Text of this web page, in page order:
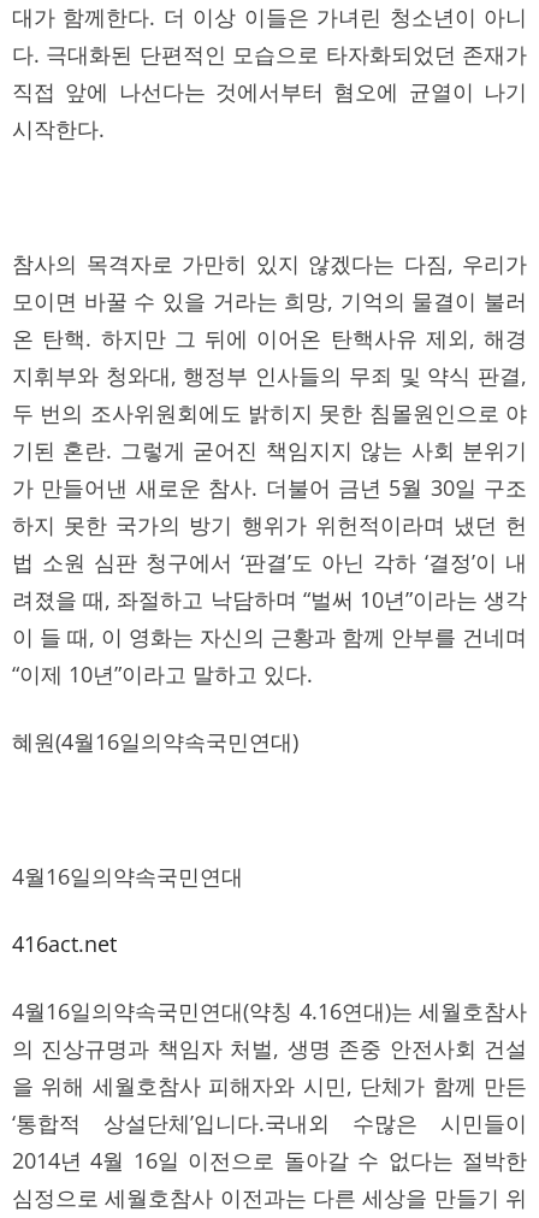
대가 함께한다. 더 이상 이들은 가녀린 청소년이 아니
다. 극대화된 단편적인 모습으로 타자화되었던 존재가
직접 앞에 나선다는 것에서부터 혐오에 균열이 나기
시작한다.
참사의 목격자로 가만히 있지 않겠다는 다짐, 우리가
모이면 바꿀 수 있을 거라는 희망, 기억의 물결이 불러
온 탄핵. 하지만 그 뒤에 이어온 탄핵사유 제외, 해경
지휘부와 청와대, 행정부 인사들의 무죄 및 약식 판결,
두 번의 조사위원회에도 밝히지 못한 침몰원인으로 야
기된 혼란. 그렇게 굳어진 책임지지 않는 사회 분위기
가 만들어낸 새로운 참사. 더불어 금년 5월 30일 구조
하지 못한 국가의 방기 행위가 위헌적이라며 냈던 헌
법 소원 심판 청구에서 ‘판결’도 아닌 각하 ‘결정’이 내
려졌을 때, 좌절하고 낙담하며 “벌써 10년”이라는 생각
이 들 때, 이 영화는 자신의 근황과 함께 안부를 건네며
“이제 10년”이라고 말하고 있다.
혜원(4월16일의약속국민연대)
4월16일의약속국민연대
416act.net
4월16일의약속국민연대(약칭 4.16연대)는 세월호참사
의 진상규명과 책임자 처벌, 생명 존중 안전사회 건설
을 위해 세월호참사 피해자와 시민, 단체가 함께 만든
‘통합적 상설단체’입니다.국내외 수많은 시민들이
2014년 4월 16일 이전으로 돌아갈 수 없다는 절박한
심정으로 세월호참사 이전과는 다른 세상을 만들기 위